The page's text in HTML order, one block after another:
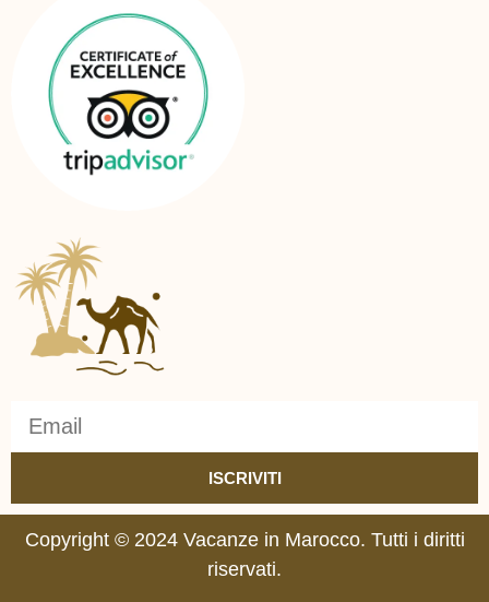
ISCRIVITI
Copyright © 2024 Vacanze in Marocco. Tutti i diritti
riservati.